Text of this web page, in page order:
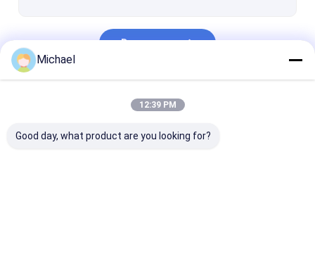
Vezel Optische Demper
Het Koord van het vlechtflard
Sluiting van de vezel de Optische Las
Doorgaan
Michael
12:39 PM
Good day, what product are you looking for?